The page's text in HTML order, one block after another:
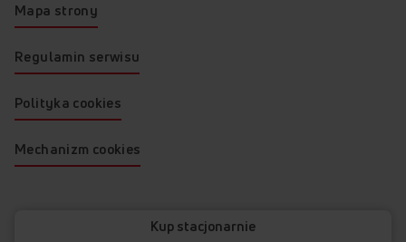
Kup stacjonarnie
© 2026 AMICA
Mapa strony
Regulamin serwisu
Polityka cookies
Mechanizm cookies